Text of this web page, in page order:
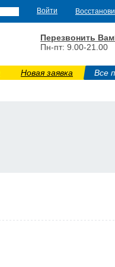
Перезвонить
Пн-пт: 9.00-21.00
Новая заявка Все